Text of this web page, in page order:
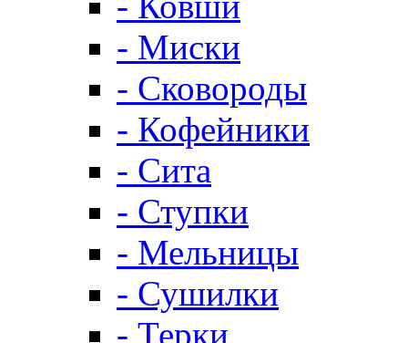
- Миски
- Сковороды
- Кофейники
- Сита
- Ступки
- Мельницы
- Сушилки
- Терки